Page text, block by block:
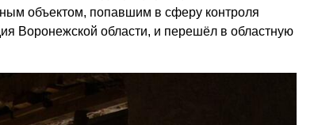
объектом, попавшим в сферу контроля
Воронежской области, и перешёл в областную